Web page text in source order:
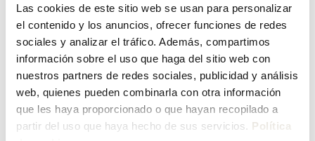
Las cookies de este sitio web se usan para personalizar
el contenido y los anuncios, ofrecer funciones de redes
sociales y analizar el tráfico. Además, compartimos
información sobre el uso que haga del sitio web con
nuestros partners de redes sociales, publicidad y análisis
web, quienes pueden combinarla con otra información
que les haya proporcionado o que hayan recopilado a
partir del uso que haya hecho de sus servicios. Política
¿Has olvidado tu contraseña?